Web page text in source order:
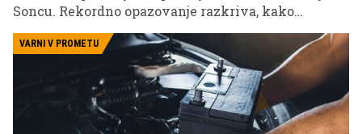
Soncu. Rekordno opazovanje razkriva, kako
napovedovanje vesoljskega vremena.
VARNI V PROMETU